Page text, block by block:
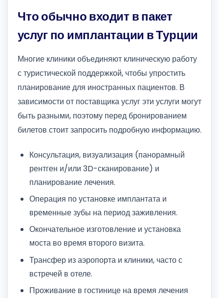
Что обычно входит в пакет
услуг по имплантации в Турции
Многие клиники объединяют клиническую работу
с туристической поддержкой, чтобы упростить
планирование для иностранных пациентов. В
зависимости от поставщика услуг эти услуги могут
быть разными, поэтому перед бронированием
билетов стоит запросить подробную информацию.
Консультация, визуализация (панорамный
рентген и/или 3D-сканирование) и
планирование лечения.
Операция по установке имплантата и
временные зубы на период заживления.
Окончательное изготовление и установка
моста во время второго визита.
Трансфер из аэропорта и клиники, часто с
встречей в отеле.
Проживание в гостинице на время лечения